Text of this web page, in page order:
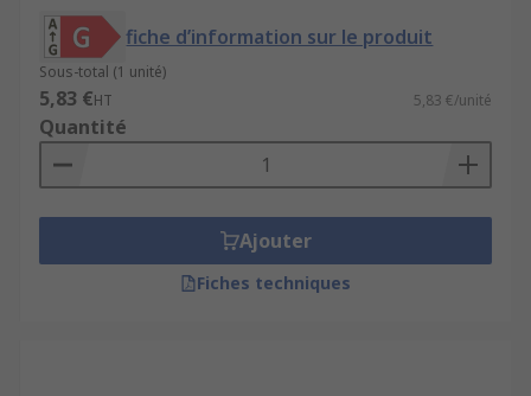
fiche d’information sur le produit
Sous-total (1 unité)
5,83 €HT 5,83 €/unité
Quantité
Ajouter
Fiches techniques